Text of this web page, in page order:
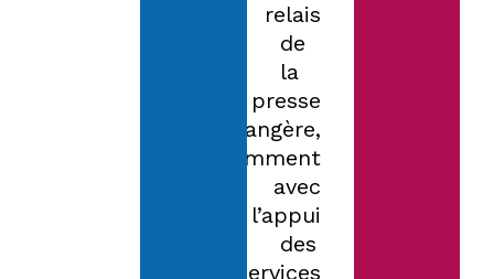
relais
de
la
presse
étrangère,
notamment
avec
l’appui
des
services